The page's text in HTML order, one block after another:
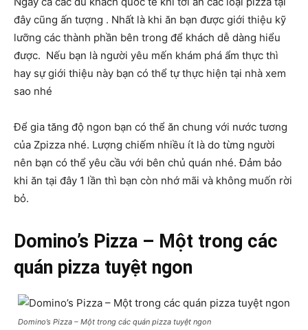
đây cũng ấn tượng . Nhất là khi ăn bạn được giới thiệu kỹ
lưỡng các thành phần bên trong để khách dễ dàng hiểu
được. Nếu bạn là người yêu mến khám phá ẩm thực thì
hay sự giới thiệu này bạn có thể tự thực hiện tại nhà xem
sao nhé
Để gia tăng độ ngon bạn có thể ăn chung với nước tương
của Zpizza nhé. Lượng chiếm nhiều ít là do từng người
nên bạn có thể yêu cầu với bên chủ quán nhé. Đảm bảo
khi ăn tại đây 1 lần thì bạn còn nhớ mãi và không muốn rời
bỏ.
Domino’s Pizza – Một trong các
quán pizza tuyệt ngon
Domino’s Pizza – Một trong các quán pizza tuyệt ngon